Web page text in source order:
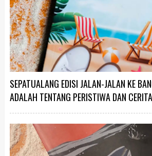
SEPATUALANG EDISI JALAN-JALAN KE
ADALAH TENTANG PERISTIWA DAN